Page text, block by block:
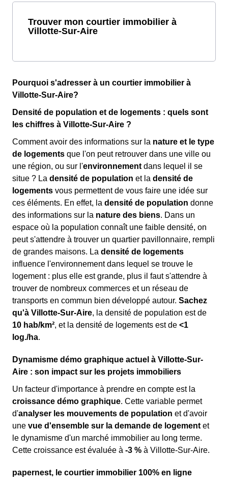
Trouver mon courtier immobilier à
Villotte-Sur-Aire
Pourquoi s'adresser à un courtier immobilier à
Villotte-Sur-Aire?
Densité de population et de logements : quels sont
les chiffres à Villotte-Sur-Aire ?
Comment avoir des informations sur la nature et le type
de logements que l'on peut retrouver dans une ville ou
une région, ou sur l'environnement dans lequel il se
situe ? La densité de population et la densité de
logements vous permettent de vous faire une idée sur
ces éléments. En effet, la densité de population donne
des informations sur la nature des biens. Dans un
espace où la population connaît une faible densité, on
peut s'attendre à trouver un quartier pavillonnaire, rempli
de grandes maisons. La densité de logements
influence l'environnement dans lequel se trouve le
logement : plus elle est grande, plus il faut s'attendre à
trouver de nombreux commerces et un réseau de
transports en commun bien développé autour. Sachez
qu'à Villotte-Sur-Aire, la densité de population est de
10 hab/km², et la densité de logements est de <1
log./ha.
Dynamisme démo graphique actuel à Villotte-Sur-
Aire : son impact sur les projets immobiliers
Un facteur d'importance à prendre en compte est la
croissance démo graphique. Cette variable permet
d'analyser les mouvements de population et d'avoir
une vue d'ensemble sur la demande de logement et
le dynamisme d'un marché immobilier au long terme.
Cette croissance est évaluée à -3 % à Villotte-Sur-Aire.
papernest, le courtier immobilier 100% en ligne